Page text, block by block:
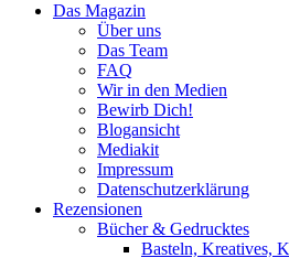
Das Magazin
Über uns
Das Team
FAQ
Wir in den Medien
Bewirb Dich!
Blogansicht
Mediakit
Impressum
Datenschutzerklärung
Rezensionen
Bücher & Gedrucktes
Basteln, Kreatives,